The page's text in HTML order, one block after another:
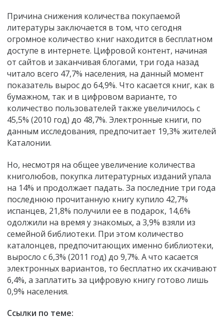
Причина снижения количества покупаемой
литературы заключается в том, что сегодня
огромное количество книг находится в бесплатном
доступе в интернете. Цифровой контент, начиная
от сайтов и заканчивая блогами, три года назад
читало всего 47,7% населения, на данный момент
показатель вырос до 64,9%. Что касается книг, как в
бумажном, так и в цифровом варианте, то
количество пользователей также увеличилось с
45,5% (2010 год) до 48,7%. Электронные книги, по
данным исследования, предпочитает 19,3% жителей
Каталонии.
Но, несмотря на общее увеличение количества
книголюбов, покупка литературных изданий упала
на 14% и продолжает падать. За последние три года
последнюю прочитанную книгу купило 42,7%
испанцев, 21,8% получили ее в подарок, 14,6%
одолжили на время у знакомых, а 3,9% взяли из
семейной библиотеки. При этом количество
каталонцев, предпочитающих именно библиотеки,
выросло с 6,3% (2011 год) до 9,7%. А что касается
электронных вариантов, то бесплатно их скачивают
6,4%, а заплатить за цифровую книгу готово лишь
0,9% населения.
Ссылки по теме: